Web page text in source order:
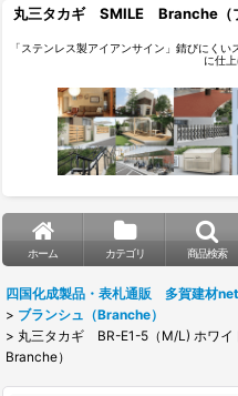
丸三タカギ SMILE Branche（
「ステンレス製アイアンサイン」錆びにく
に仕上
ホーム カテゴリ 商品検索
四国化成製品・表札通販 多賀建材net
> ブランシュ（Branche）
> 丸三タカギ BR-E1-5（M/L) ホワ
Branche）